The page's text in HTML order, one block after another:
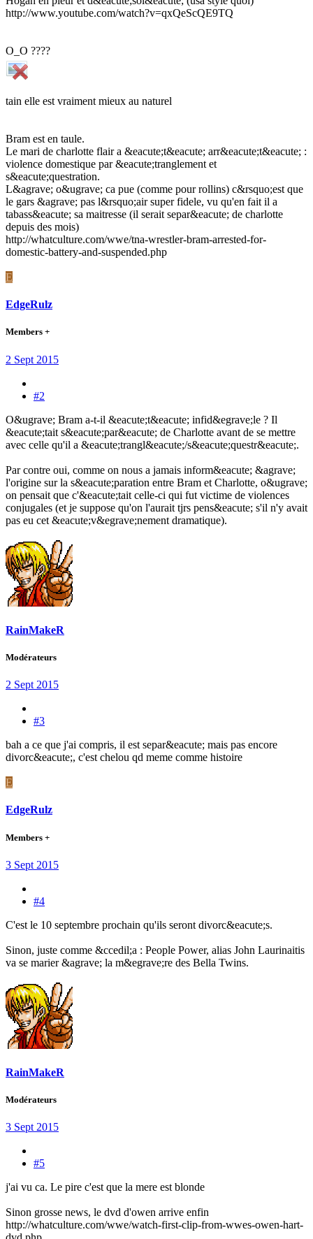
http://www.youtube.com/watch?v=qxQeScQE9TQ
O_O ????
tain elle est vraiment mieux au naturel
Bram est en taule.
Le mari de charlotte flair a &eacute;t&eacute; arr&eacute;t&eacute; :
violence domestique par &eacute;tranglement et
s&eacute;questration.
L&agrave; o&ugrave; ca pue (comme pour rollins) c&rsquo;est que
le gars &agrave; pas l&rsquo;air super fidele, vu qu'en fait il a
tabass&eacute; sa maitresse (il serait separ&eacute; de charlotte
depuis des mois)
http://whatculture.com/wwe/tna-wrestler-bram-arrested-for-
domestic-battery-and-suspended.php
E
EdgeRulz
Members +
2 Sept 2015
#2
O&ugrave; Bram a-t-il &eacute;t&eacute; infid&egrave;le ? Il
&eacute;tait s&eacute;par&eacute; de Charlotte avant de se mettre
avec celle qu'il a &eacute;trangl&eacute;/s&eacute;questr&eacute;.
Par contre oui, comme on nous a jamais inform&eacute; &agrave;
l'origine sur la s&eacute;paration entre Bram et Charlotte, o&ugrave;
on pensait que c'&eacute;tait celle-ci qui fut victime de violences
conjugales (et je suppose qu'on l'aurait tjrs pens&eacute; s'il n'y avait
pas eu cet &eacute;v&egrave;nement dramatique).
RainMakeR
Modérateurs
2 Sept 2015
#3
bah a ce que j'ai compris, il est separ&eacute; mais pas encore
divorc&eacute;, c'est chelou qd meme comme histoire
E
EdgeRulz
Members +
3 Sept 2015
#4
C'est le 10 septembre prochain qu'ils seront divorc&eacute;s.
Sinon, juste comme &ccedil;a : People Power, alias John Laurinaitis
va se marier &agrave; la m&egrave;re des Bella Twins.
RainMakeR
Modérateurs
3 Sept 2015
#5
j'ai vu ca. Le pire c'est que la mere est blonde
Sinon grosse news, le dvd d'owen arrive enfin
http://whatculture.com/wwe/watch-first-clip-from-wwes-owen-hart-